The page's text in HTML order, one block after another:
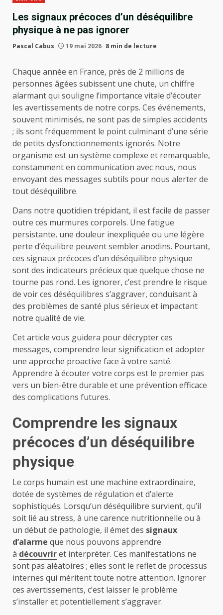
Les signaux précoces d’un déséquilibre
physique à ne pas ignorer
Pascal Cabus 19 mai 2026 8 min de lecture
Chaque année en France, près de 2 millions de
personnes âgées subissent une chute, un chiffre
alarmant qui souligne l’importance vitale d’écouter
les avertissements de notre corps. Ces événements,
souvent minimisés, ne sont pas de simples accidents
; ils sont fréquemment le point culminant d’une série
de petits dysfonctionnements ignorés. Notre
organisme est un système complexe et remarquable,
constamment en communication avec nous, nous
envoyant des messages subtils pour nous alerter de
tout déséquilibre.
Dans notre quotidien trépidant, il est facile de passer
outre ces murmures corporels. Une fatigue
persistante, une douleur inexpliquée ou une légère
perte d’équilibre peuvent sembler anodins. Pourtant,
ces signaux précoces d’un déséquilibre physique
sont des indicateurs précieux que quelque chose ne
tourne pas rond. Les ignorer, c’est prendre le risque
de voir ces déséquilibres s’aggraver, conduisant à
des problèmes de santé plus sérieux et impactant
notre qualité de vie.
Cet article vous guidera pour décrypter ces
messages, comprendre leur signification et adopter
une approche proactive face à votre santé.
Apprendre à écouter votre corps est le premier pas
vers un bien-être durable et une prévention efficace
des complications futures.
Comprendre les signaux
précoces d’un déséquilibre
physique
Le corps humain est une machine extraordinaire,
dotée de systèmes de régulation et d’alerte
sophistiqués. Lorsqu’un déséquilibre survient, qu’il
soit lié au stress, à une carence nutritionnelle ou à
un début de pathologie, il émet des signaux
d’alarme que nous pouvons apprendre
à découvriret interpréter. Ces manifestations ne
sont pas aléatoires ; elles sont le reflet de processus
internes qui méritent toute notre attention. Ignorer
ces avertissements, c’est laisser le problème
s’installer et potentiellement s’aggraver.